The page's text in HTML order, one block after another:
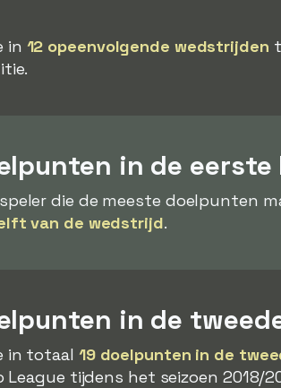
in 12 opeenvolgende wedstrijden
in de
die de meeste doelpunten
van de wedstrijd.
in de
in totaal 19 doelpunten in de
tijdens het seizoen 2018/